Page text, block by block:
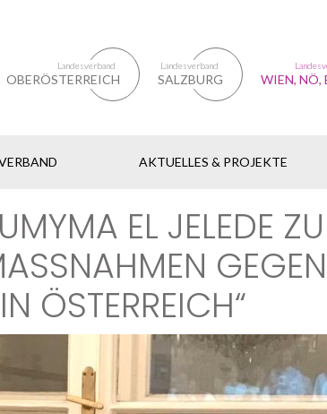
Landesverband
OBERÖSTERREICH
Landesverband
SALZBURG WIEN, NÖ,
AKTUELLES & PROJEKTE
EL JELEDE
GEGEN